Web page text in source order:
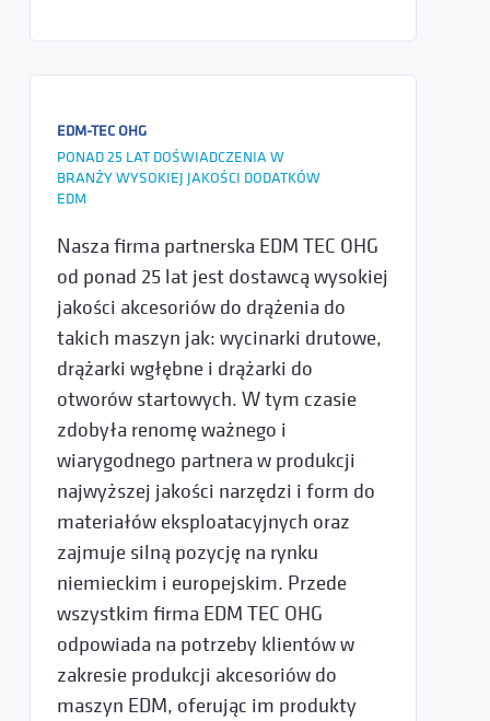
EDM-TEC OHG
PONAD 25 LAT DOŚWIADCZENIA W
BRANŻY WYSOKIEJ JAKOŚCI DODATKÓW
EDM
Nasza firma partnerska EDM TEC OHG
od ponad 25 lat jest dostawcą wysokiej
jakości akcesoriów do drążenia do
takich maszyn jak: wycinarki drutowe,
drążarki wgłębne i drążarki do
otworów startowych. W tym czasie
zdobyła renomę ważnego i
wiarygodnego partnera w produkcji
najwyższej jakości narzędzi i form do
materiałów eksploatacyjnych oraz
zajmuje silną pozycję na rynku
niemieckim i europejskim. Przede
wszystkim firma EDM TEC OHG
odpowiada na potrzeby klientów w
zakresie produkcji akcesoriów do
maszyn EDM, oferując im produkty